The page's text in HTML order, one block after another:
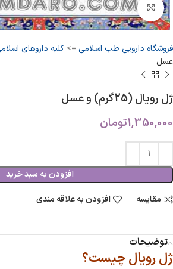
بزرگنمایی تصویر
فروشگاه دارویی طب اسلامی => کلیه داروهای
عسل
ژل رویال (25گرم) و عسل
1,350,000تومان
افزودن به سبد خرید
مقایسه
افزودن به علاقه مندی
توضیحات
ژل رویال چیست؟